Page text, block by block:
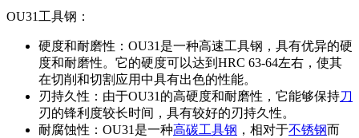
OU31工具钢：
硬度和耐磨性：OU31是一种高速工具钢，具有优异的硬
度和耐磨性。它的硬度可以达到HRC 63-64左右，使其
在切削和切割应用中具有出色的性能。
刃持久性：由于OU31的高硬度和耐磨性，它能够保持刀
刃的锋利度较长时间，具有较好的刃持久性。
耐腐蚀性：OU31是一种高碳工具钢 ，相对于不锈钢而